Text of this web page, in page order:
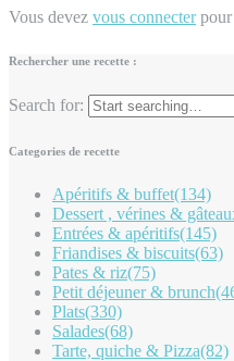
Vous devez vous connecterpour
Rechercher une recette :
Search for:
Categories de recette
Apéritifs & buffet(134)
Dessert , vérines &
Entrées & apéritifs(145)
Friandises & biscuits(63)
Pates & riz(75)
Petit déjeuner & brunch
Plats(330)
Salades(68)
Tarte, quiche & Pizza(82)